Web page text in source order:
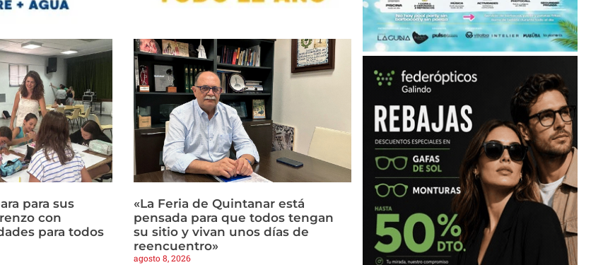
para sus
con
para todos
«La Feria de Quintanar está
pensada para que todos tengan
su sitio y vivan unos días de
reencuentro»
agosto 8, 2026